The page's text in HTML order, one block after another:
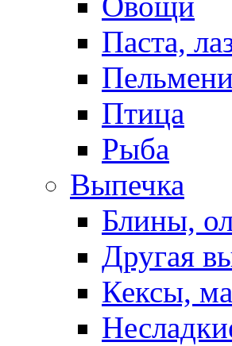
Паста,
Птица
Рыба
Выпечка
Блины,
Другая
Кексы,